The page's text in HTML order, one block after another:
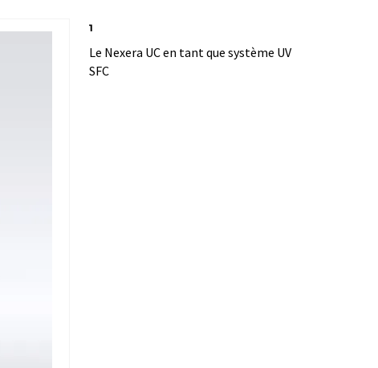
1
Le Nexera UC en tant que système UV
SFC